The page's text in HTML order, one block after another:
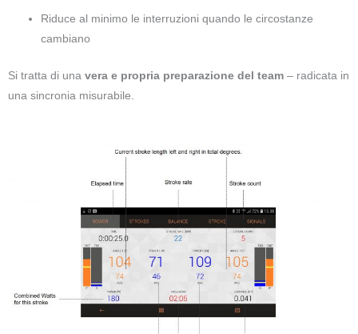
Riduce al minimo le interruzioni quando le circostanze
cambiano
Si tratta di una vera e propria preparazione del team – radicata in
una sincronia misurabile.